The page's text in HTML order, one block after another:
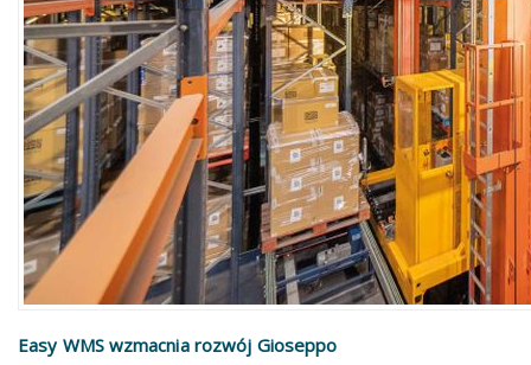
Easy WMS wzmacnia rozwój Gioseppo